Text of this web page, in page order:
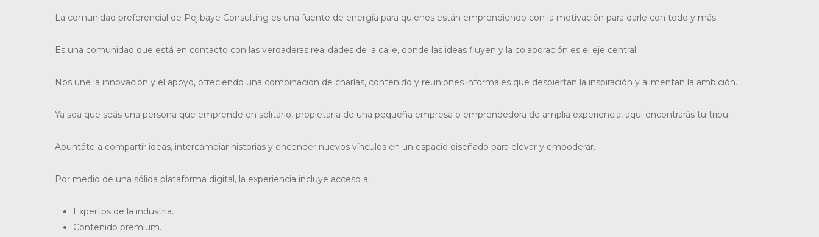
La comunidad preferencial de Pejibaye Consulting es una fuente de energía para quienes están emprendiendo con la motivación para darle con todo y más.
Es una comunidad que está en contacto con las verdaderas realidades de la calle, donde las ideas fluyen y la colaboración es el eje central.
Nos une la innovación y el apoyo, ofreciendo una combinación de charlas, contenido y reuniones informales que despiertan la inspiración y alimentan la ambición.
Ya sea que seás una persona que emprende en solitario, propietaria de una pequeña empresa o emprendedora de amplia experiencia, aquí encontrarás tu tribu.
Apuntáte a compartir ideas, intercambiar historias y encender nuevos vínculos en un espacio diseñado para elevar y empoderar.
Por medio de una sólida plataforma digital, la experiencia incluye acceso a:
Expertos de la industria.
Contenido premium.